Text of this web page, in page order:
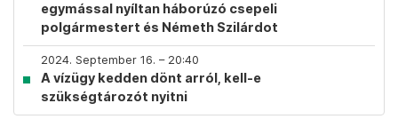
egymással nyíltan háborúzó csepeli
polgármestert és Németh Szilárdot
2024. September 16. – 20:40
A vízügy kedden dönt arról, kell-e
szükségtározót nyitni